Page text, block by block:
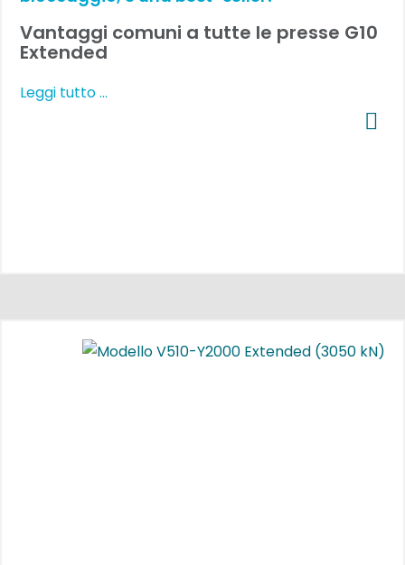
Vantaggi comuni a tutte le presse G10
Extended
Leggi tutto …